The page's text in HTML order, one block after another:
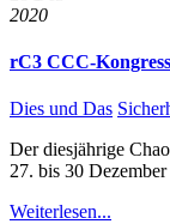
2020
rC3 CCC-
Dies und Das
Der diesjährige
27. bis 30
Weiterlesen...